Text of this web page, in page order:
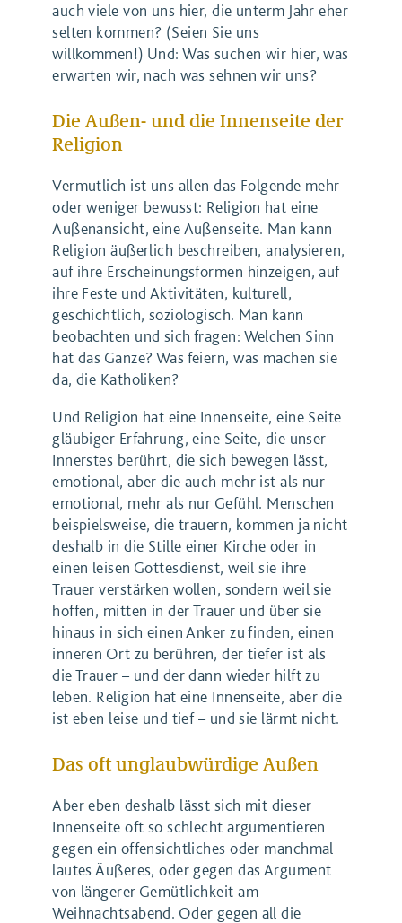
auch viele von uns hier, die unterm Jahr eher
selten kommen? (Seien Sie uns
willkommen!) Und: Was suchen wir hier, was
erwarten wir, nach was sehnen wir uns?
Die Außen- und die Innenseite der
Religion
Vermutlich ist uns allen das Folgende mehr
oder weniger bewusst: Religion hat eine
Außenansicht, eine Außenseite. Man kann
Religion äußerlich beschreiben, analysieren,
auf ihre Erscheinungsformen hinzeigen, auf
ihre Feste und Aktivitäten, kulturell,
geschichtlich, soziologisch. Man kann
beobachten und sich fragen: Welchen Sinn
hat das Ganze? Was feiern, was machen sie
da, die Katholiken?
Und Religion hat eine Innenseite, eine Seite
gläubiger Erfahrung, eine Seite, die unser
Innerstes berührt, die sich bewegen lässt,
emotional, aber die auch mehr ist als nur
emotional, mehr als nur Gefühl. Menschen
beispielsweise, die trauern, kommen ja nicht
deshalb in die Stille einer Kirche oder in
einen leisen Gottesdienst, weil sie ihre
Trauer verstärken wollen, sondern weil sie
hoffen, mitten in der Trauer und über sie
hinaus in sich einen Anker zu finden, einen
inneren Ort zu berühren, der tiefer ist als
die Trauer – und der dann wieder hilft zu
leben. Religion hat eine Innenseite, aber die
ist eben leise und tief – und sie lärmt nicht.
Das oft unglaubwürdige Außen
Aber eben deshalb lässt sich mit dieser
Innenseite oft so schlecht argumentieren
gegen ein offensichtliches oder manchmal
lautes Äußeres, oder gegen das Argument
von längerer Gemütlichkeit am
Weihnachtsabend. Oder gegen all die